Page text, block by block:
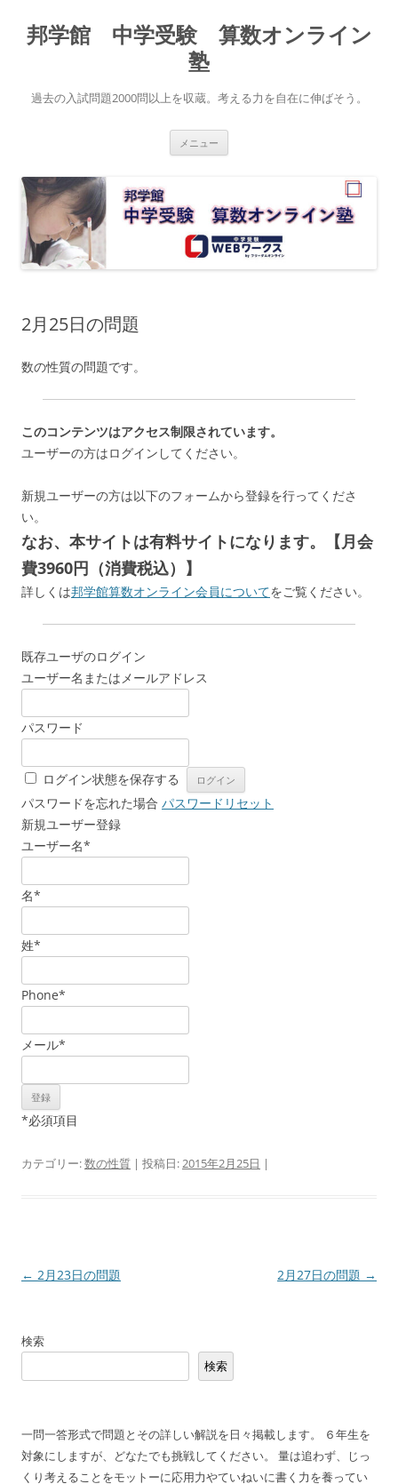
テ
ン
キ
ッ
邦学館 中学受験 算数オンライン
塾
過去の入試問題2000問以上を収蔵。考える力を自在に伸ばそう。
メニュー
2月25日の問題
数の性質の問題です。
このコンテンツはアクセス制限されています。
ユーザーの方はログインしてください。
新規ユーザーの方は以下のフォームから登録を行ってくださ
い。
なお、本サイトは有料サイトになります。【月会
費3960円（消費税込）】
詳しくは邦学館算数オンライン会員についてをご覧ください。
既存ユーザのログイン
ユーザー名またはメールアドレス
パスワード
ログイン状態を保存する
パスワードを忘れた場合 パスワードリセット
新規ユーザー登録
ユーザー名*
名*
姓*
Phone*
メール*
*必須項目
カテゴリー:数の性質 | 投稿日:2015年2月25日 |
投
ビ
ョ
ン
← 2月23日の問題 2月27日の問題 →
検索
検索
一問一答形式で問題とその詳しい解説を日々掲載します。 ６年生を
対象にしますが、どなたでも挑戦してください。 量は追わず、じっ
くり考えることをモットーに応用力やていねいに書く力を養ってい